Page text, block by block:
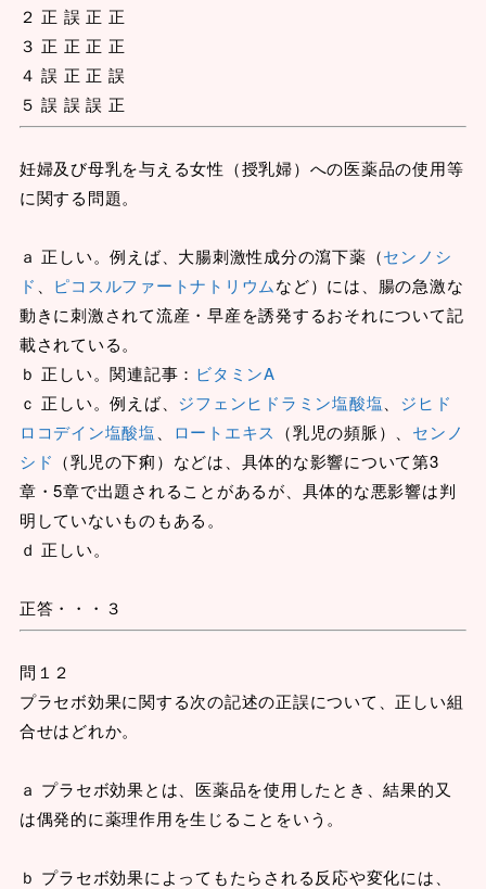
２ 正 誤 正 正
３ 正 正 正 正
４ 誤 正 正 誤
５ 誤 誤 誤 正
妊婦及び母乳を与える女性（授乳婦）への医薬品の使用等
に関する問題。
ａ 正しい。例えば、大腸刺激性成分の瀉下薬（センノシ
ド
ピコスルファートナトリウムなど）には、腸の急激な
動きに刺激されて流産・早産を誘発するおそれについて記
載されている。
ｂ 正しい。関連記事： ビタミンA
ｃ 正しい。例えば、 ジフェンヒドラミン塩酸塩
ジヒド
ロコデイン塩酸塩
ロートエキス （乳児の頻脈）、 センノ
シド （乳児の下痢）などは、具体的な影響について第3
章・5章で出題されることがあるが、具体的な悪影響は判
明していないものもある。
ｄ 正しい。
正答・・・３
問１２
プラセボ効果に関する次の記述の正誤について、正しい組
合せはどれか。
ａ プラセボ効果とは、医薬品を使用したとき、結果的又
は偶発的に薬理作用を生じることをいう。
ｂ プラセボ効果によってもたらされる反応や変化には、